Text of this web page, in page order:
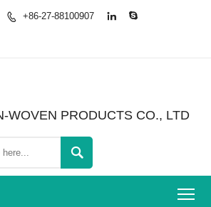
 +86-27-88100907  
WOVEN PRODUCTS CO., LTD
